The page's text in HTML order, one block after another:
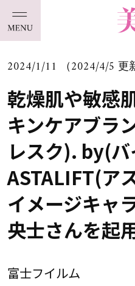
2024/1/11 （2024/4/5 更
乾燥肌や敏感
キンケアブラ
レスク). by(バ
ASTALIFT(ア
イメージキャ
央士さんを起
富士フイルム